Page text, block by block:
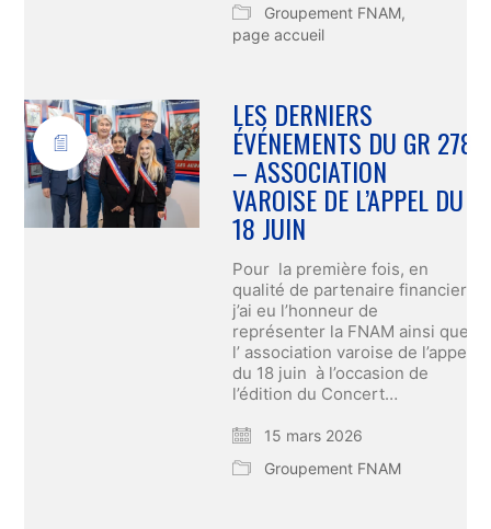
Groupement FNAM,
page accueil
LES DERNIERS
ÉVÉNEMENTS DU GR 278
– ASSOCIATION
VAROISE DE L’APPEL DU
18 JUIN
Pour la première fois, en
qualité de partenaire financier,
j’ai eu l’honneur de
représenter la FNAM ainsi que
l’ association varoise de l’appel
du 18 juin à l’occasion de
l’édition du Concert…
15 mars 2026
Groupement FNAM